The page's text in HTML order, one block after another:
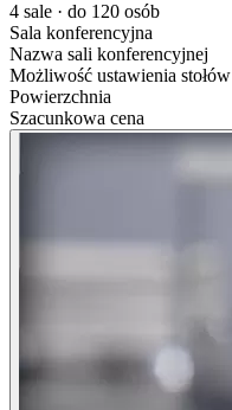
4 sale · do 120 osób
Sala konferencyjna
Nazwa sali konferencyjnej
Możliwość ustawienia stołów
Powierzchnia
Szacunkowa cena